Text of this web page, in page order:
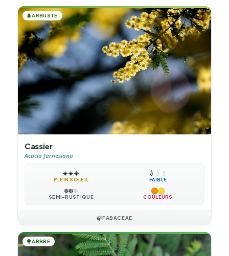
🌲ARBUSTE
Cassier
Acacia farnesiana
☀️☀️☀️
PLEIN SOLEIL
💧 💧 💧
FAIBLE
❄️❄️❄️
SEMI-RUSTIQUE COULEURS
🍃FABACEAE
🌳ARBRE